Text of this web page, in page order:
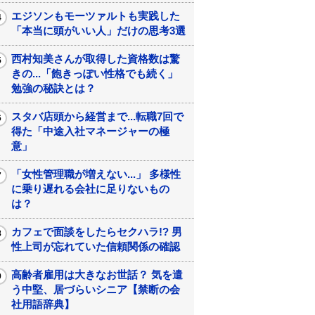
エジソンもモーツァルトも実践した
「本当に頭がいい人」だけの思考3選
西村知美さんが取得した資格数は驚
きの...「飽きっぽい性格でも続く」
勉強の秘訣とは？
スタバ店頭から経営まで...転職7回で
得た「中途入社マネージャーの極
意」
「女性管理職が増えない...」 多様性
に乗り遅れる会社に足りないもの
は？
カフェで面談をしたらセクハラ!? 男
性上司が忘れていた信頼関係の確認
高齢者雇用は大きなお世話？ 気を遣
う中堅、居づらいシニア【禁断の会
社用語辞典】